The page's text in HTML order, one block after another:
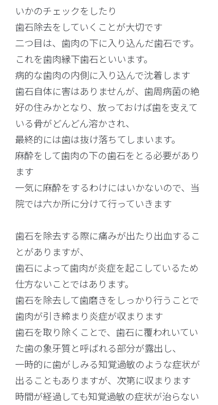
いかのチェックをしたり
歯石除去をしていくことが大切です
二つ目は、歯肉の下に入り込んだ歯石です。
これを歯肉縁下歯石といいます。
病的な歯肉の内側に入り込んで沈着します
歯石自体に害はありませんが、歯周病菌の絶
好の住みかとなり、放っておけば歯を支えて
いる骨がどんどん溶かされ、
最終的には歯は抜け落ちてしまいます。
麻酔をして歯肉の下の歯石をとる必要があり
ます
一気に麻酔をするわけにはいかないので、当
院では六か所に分けて行っていきます
歯石を除去する際に痛みが出たり出血するこ
とがありますが、
歯石によって歯肉が炎症を起こしているため
仕方ないことではあります。
歯石を除去して歯磨きをしっかり行うことで
歯肉が引き締まり炎症が収まります
歯石を取り除くことで、歯石に覆われいてい
た歯の象牙質と呼ばれる部分が露出し、
一時的に歯がしみる知覚過敏のような症状が
出ることもありますが、次第に収まります
時間が経過しても知覚過敏の症状が治らない